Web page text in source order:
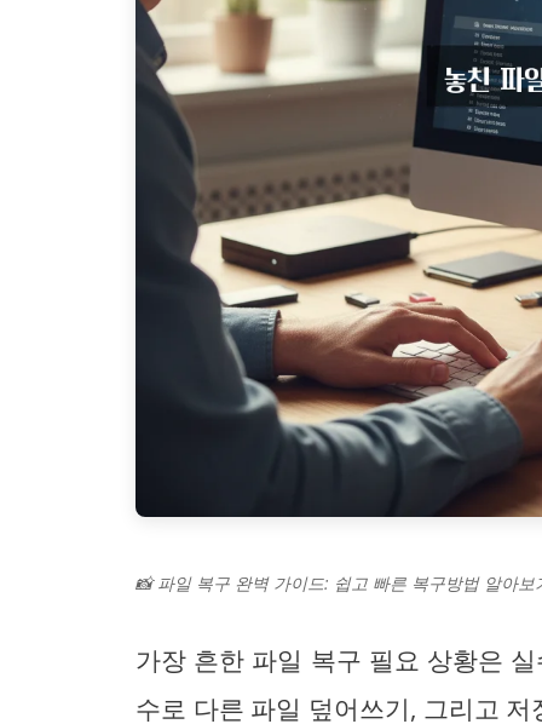
📸 파일 복구 완벽 가이드: 쉽고 빠른 복구방법 알아보
가장 흔한 파일 복구 필요 상황은
수로 다른 파일 덮어쓰기, 그리고